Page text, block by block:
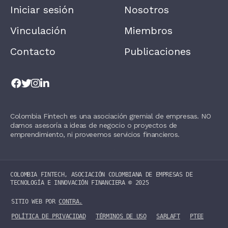
V
T
H
S
L
A
N
K
Iniciar sesión
Vinculación
Contacto
Nosotros
Miembros
Publicaciones
Colombia Fintech es una asociación gremial de empresas. NO
damos asesoría a ideas de negocio o proyectos de
emprendimiento, ni proveemos servicios financieros.
COLOMBIA FINTECH, ASOCIACIÓN COLOMBIANA DE EMPRESAS DE
TECNOLOGÍA E INNOVACIÓN FINANCIERA ©️ 2025
SITIO WEB POR CONTRA.
POLÍTICA DE PRIVACIDAD TÉRMINOS DE USO SARLAFT PTEE